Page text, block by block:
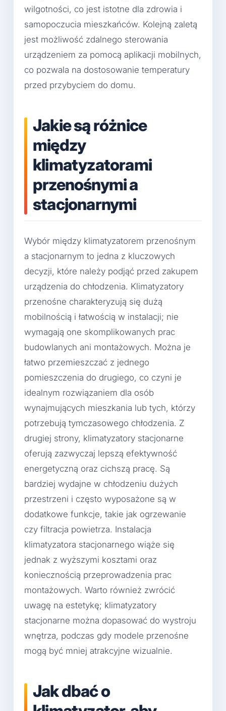
wilgotności, co jest istotne dla zdrowia i
samopoczucia mieszkańców. Kolejną zaletą
jest możliwość zdalnego sterowania
urządzeniem za pomocą aplikacji mobilnych,
co pozwala na dostosowanie temperatury
przed przybyciem do domu.
Jakie są różnice
między
klimatyzatorami
przenośnymi a
stacjonarnymi
Wybór między klimatyzatorem przenośnym
a stacjonarnym to jedna z kluczowych
decyzji, które należy podjąć przed zakupem
urządzenia do chłodzenia. Klimatyzatory
przenośne charakteryzują się dużą
mobilnością i łatwością w instalacji; nie
wymagają one skomplikowanych prac
budowlanych ani montażowych. Można je
łatwo przemieszczać z jednego
pomieszczenia do drugiego, co czyni je
idealnym rozwiązaniem dla osób
wynajmujących mieszkania lub tych, którzy
potrzebują tymczasowego chłodzenia. Z
drugiej strony, klimatyzatory stacjonarne
oferują zazwyczaj lepszą efektywność
energetyczną oraz cichszą pracę. Są
bardziej wydajne w chłodzeniu dużych
przestrzeni i często wyposażone są w
dodatkowe funkcje, takie jak ogrzewanie
czy filtracja powietrza. Instalacja
klimatyzatora stacjonarnego wiąże się
jednak z wyższymi kosztami oraz
koniecznością przeprowadzenia prac
montażowych. Warto również zwrócić
uwagę na estetykę; klimatyzatory
stacjonarne można dopasować do wystroju
wnętrza, podczas gdy modele przenośne
mogą być mniej atrakcyjne wizualnie.
Jak dbać o